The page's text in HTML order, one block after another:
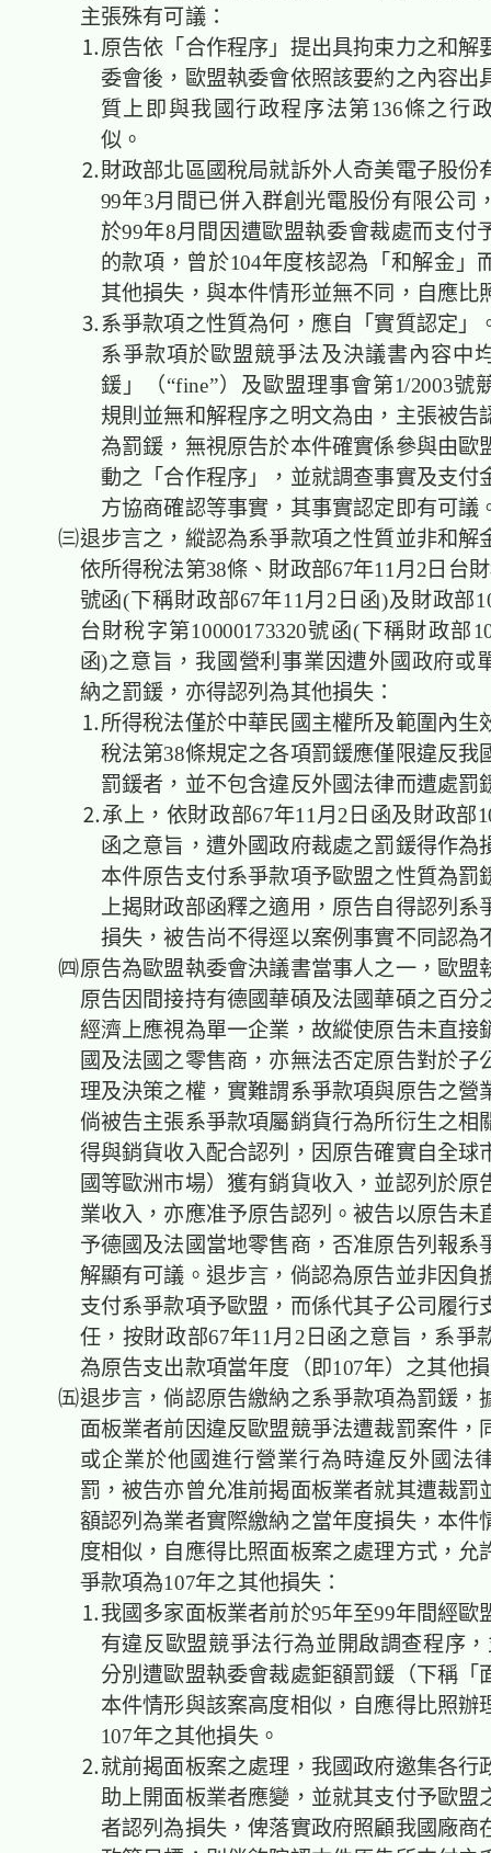
主張殊有可議：
⒈原告依「合作程序」提出具拘束力之和解
委會後，歐盟執委會依照該要約之內容出
質上即與我國行政程序法第136條之行
似。
⒉財政部北區國稅局就訴外人奇美電子股份
99年3月間已併入群創光電股份有限公司
於99年8月間因遭歐盟執委會裁處而支付
的款項，曾於104年度核認為「和解金」
其他損失，與本件情形並無不同，自應
⒊系爭款項之性質為何，應自「實質認定」
系爭款項於歐盟競爭法及決議書內容中
鍰」（“fine”）及歐盟理事會第1/2003號
規則並無和解程序之明文為由，主張被告
為罰鍰，無視原告於本件確實係參與由歐
動之「合作程序」，並就調查事實及支付
方協商確認等事實，其事實認定即有可議
㈢退步言之，縱認為系爭款項之性質並非和解
依所得稅法第38條、財政部67年11月2日台
號函(下稱財政部67年11月2日函)及財政部
台財稅字第10000173320號函(下稱財政部
函)之意旨，我國營利事業因遭外國政府或
納之罰鍰，亦得認列為其他損失：
⒈所得稅法僅於中華民國主權所及範圍內生
稅法第38條規定之各項罰鍰應僅限違反我
罰鍰者，並不包含違反外國法律而遭處罰
⒉承上，依財政部67年11月2日函及財政部
函之意旨，遭外國政府裁處之罰鍰得作為
本件原告支付系爭款項予歐盟之性質為罰
上揭財政部函釋之適用，原告自得認列系
損失，被告尚不得逕以案例事實不同認為
㈣原告為歐盟執委會決議書當事人之一，歐盟
原告因間接持有德國華碩及法國華碩之百分
經濟上應視為單一企業，故縱使原告未直接
國及法國之零售商，亦無法否定原告對於子
理及決策之權，實難謂系爭款項與原告之營
倘被告主張系爭款項屬銷貨行為所衍生之相
得與銷貨收入配合認列，因原告確實自全球
國等歐洲市場）獲有銷貨收入，並認列於原
業收入，亦應准予原告認列。被告以原告未
予德國及法國當地零售商，否准原告列報系
解顯有可議。退步言，倘認為原告並非因負
支付系爭款項予歐盟，而係代其子公司履行
任，按財政部67年11月2日函之意旨，系爭
為原告支出款項當年度（即107年）之其他
㈤退步言，倘認原告繳納之系爭款項為罰鍰，
面板業者前因違反歐盟競爭法遭裁罰案件，
或企業於他國進行營業行為時違反外國法
罰，被告亦曾允准前揭面板業者就其遭裁罰
額認列為業者實際繳納之當年度損失，本件
度相似，自應得比照面板案之處理方式，允
爭款項為107年之其他損失：
⒈我國多家面板業者前於95年至99年間經歐
有違反歐盟競爭法行為並開啟調查程序
分別遭歐盟執委會裁處鉅額罰鍰（下稱「
本件情形與該案高度相似，自應得比照辦
107年之其他損失。
⒉就前揭面板案之處理，我國政府邀集各行
助上開面板業者應變，並就其支付予歐盟
者認列為損失，俾落實政府照顧我國廠商